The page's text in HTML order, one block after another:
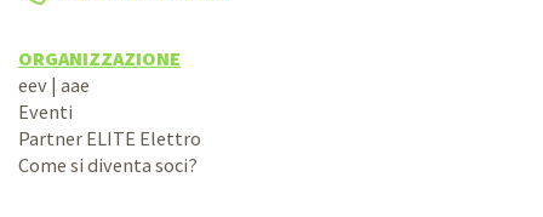
ORGANIZZAZIONE
eev | aae
Eventi
Partner ELITE Elettro
Come si diventa soci?